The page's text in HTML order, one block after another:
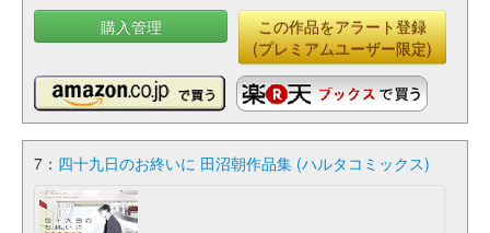
購入管理
この作品をアラート登録
(プレミアムユーザー限定)
7： 四十九日のお終いに 田沼朝作品集 (ハルタコミックス)